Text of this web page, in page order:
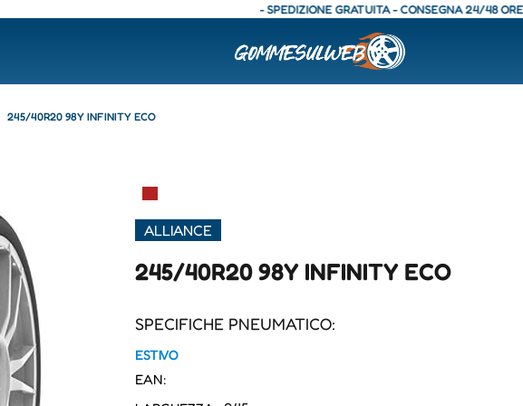
- SPEDIZIONE GRATUITA - CONSEGNA 24/48 ORE -
245/40R20 98Y INFINITY ECO
▀
ALLIANCE
245/40R20 98Y INFINITY ECO
SPECIFICHE PNEUMATICO:
ESTIVO
EAN: